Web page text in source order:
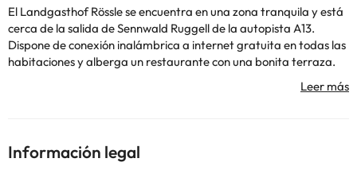
El Landgasthof Rössle se encuentra en una zona tranquila y está
cerca de la salida de Sennwald Ruggell de la autopista A13.
Dispone de conexión inalámbrica a internet gratuita en todas las
habitaciones y alberga un restaurante con una bonita terraza.
Todas las habitaciones del Landgasthof Rössle están situadas en
el segundo piso y cuentan con TV por cable. La mayoría de las
Please enter "Kanalstrasse 2" in your navigation system to find
the accommodation.
Información legal